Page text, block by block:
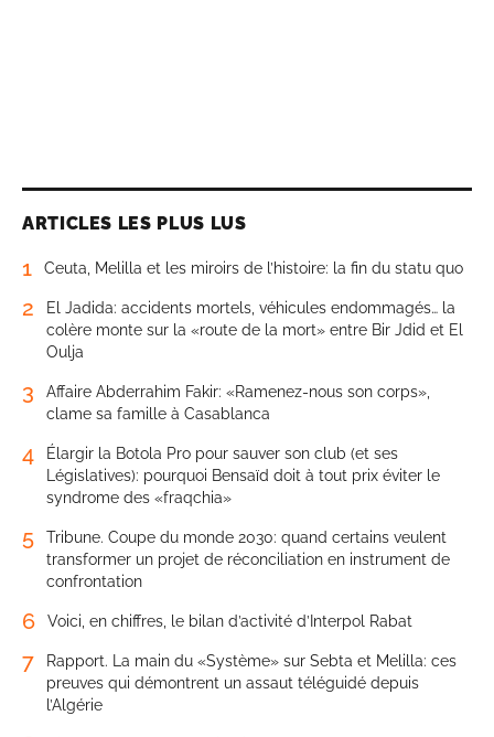
ARTICLES LES PLUS LUS
1 Ceuta, Melilla et les miroirs de l’histoire: la fin du statu quo
2
El Jadida: accidents mortels, véhicules endommagés… la
colère monte sur la «route de la mort» entre Bir Jdid et El
Oulja
3
Affaire Abderrahim Fakir: «Ramenez-nous son corps»,
clame sa famille à Casablanca
4
Élargir la Botola Pro pour sauver son club (et ses
Législatives): pourquoi Bensaïd doit à tout prix éviter le
syndrome des «fraqchia»
5
Tribune. Coupe du monde 2030: quand certains veulent
transformer un projet de réconciliation en instrument de
confrontation
6 Voici, en chiffres, le bilan d’activité d’Interpol Rabat
7
Rapport. La main du «Système» sur Sebta et Melilla: ces
preuves qui démontrent un assaut téléguidé depuis
l’Algérie